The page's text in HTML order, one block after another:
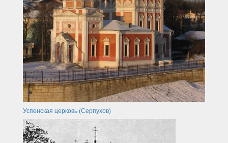
Успенская церковь (Серпухов)